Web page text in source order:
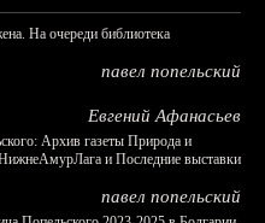
На очереди библиотека
павел попельский
Евгений Афанасьев
Архив газеты Природа и
и Последние выставки
павел попельский